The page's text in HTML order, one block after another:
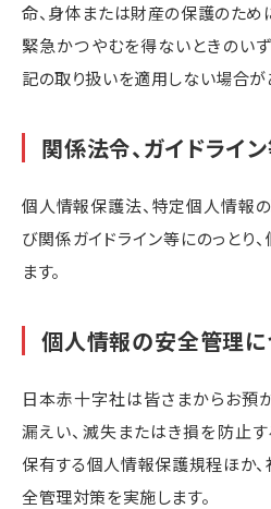
命、身体または財産の保護のため
緊急かつやむを得ないときのい
記の取り扱いを適用しない場合が
関係法令、ガイドライ
個人情報保護法、特定個人情報
び関係ガイドライン等にのっとり
ます。
個人情報の安全管理に
日本赤十字社は皆さまからお預
漏えい、滅失またはき損を防止
保有する個人情報保護規程ほか
全管理対策を実施します。